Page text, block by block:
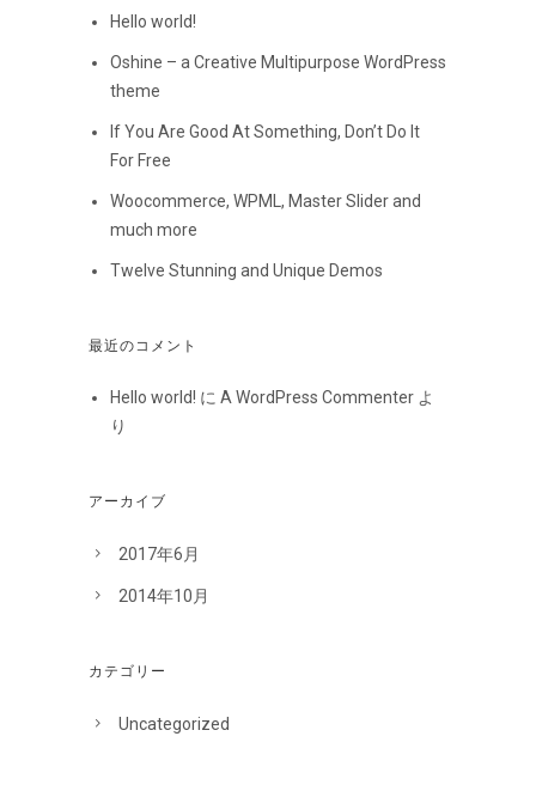
Hello world!
Oshine – a Creative Multipurpose WordPress
theme
If You Are Good At Something, Don’t Do It
For Free
Woocommerce, WPML, Master Slider and
much more
Twelve Stunning and Unique Demos
最近のコメント
Hello world! にA WordPress Commenter よ
り
アーカイブ
2017年6月
2014年10月
カテゴリー
Uncategorized